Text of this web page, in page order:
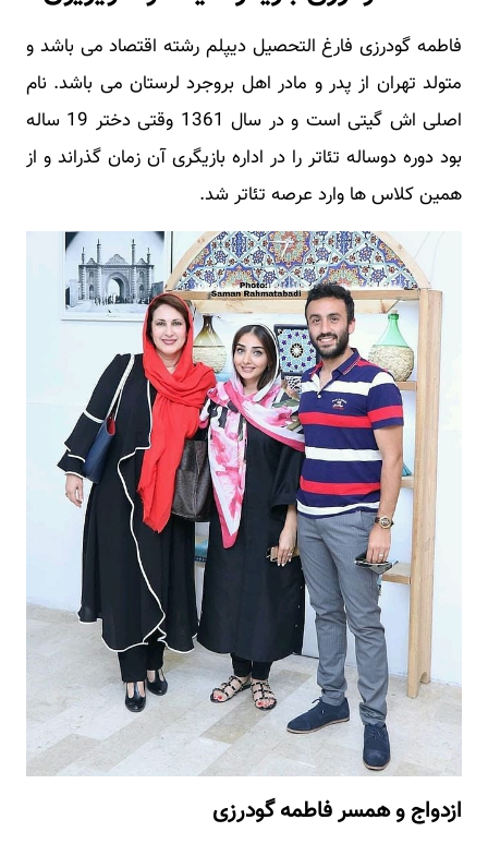
فاطمه گودرزی فارغ التحصیل دیپلم رشته اقتصاد می باشد و
متولد تهران از پدر و مادر اهل بروجرد لرستان می باشد. نام
اصلی اش گیتی است و در سال 1361 وقتی دختر 19 ساله
بود دوره دوساله تئاتر را در اداره بازیگری آن زمان گذراند و از
همین کلاس ها وارد عرصه تئاتر شد.
ازدواج و همسر فاطمه گودرزی